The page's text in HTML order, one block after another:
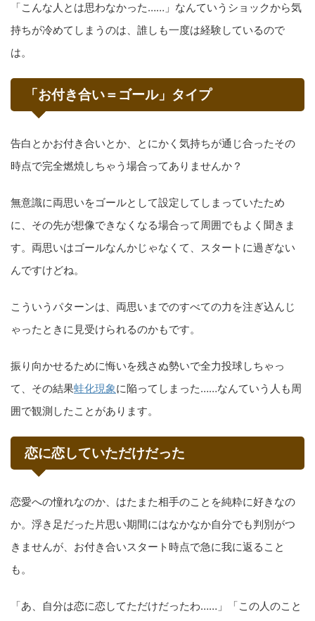
「こんな人とは思わなかった……」なんていうショックから気
持ちが冷めてしまうのは、誰しも一度は経験しているので
は。
「お付き合い＝ゴール」タイプ
告白とかお付き合いとか、とにかく気持ちが通じ合ったその
時点で完全燃焼しちゃう場合ってありませんか？
無意識に両思いをゴールとして設定してしまっていたため
に、その先が想像できなくなる場合って周囲でもよく聞きま
す。両思いはゴールなんかじゃなくて、スタートに過ぎない
んですけどね。
こういうパターンは、両思いまでのすべての力を注ぎ込んじ
ゃったときに見受けられるのかもです。
振り向かせるために悔いを残さぬ勢いで全力投球しちゃっ
て、その結果蛙化現象に陥ってしまった……なんていう人も周
囲で観測したことがあります。
恋に恋していただけだった
恋愛への憧れなのか、はたまた相手のことを純粋に好きなの
か。浮き足だった片思い期間にはなかなか自分でも判別がつ
きませんが、お付き合いスタート時点で急に我に返ること
も。
「あ、自分は恋に恋してただけだったわ……」「この人のこと